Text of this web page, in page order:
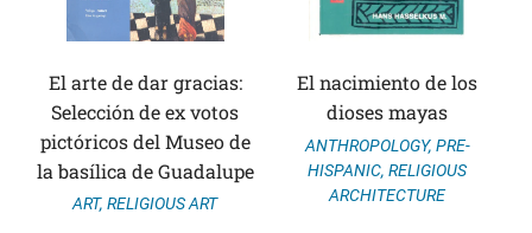
El arte de dar gracias:
Selección de ex votos
pictóricos del Museo de
la basílica de Guadalupe
ART, RELIGIOUS ART
El nacimiento de los
dioses mayas
ANTHROPOLOGY, PRE-
HISPANIC, RELIGIOUS
ARCHITECTURE